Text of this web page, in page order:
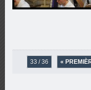
33 / 36 «